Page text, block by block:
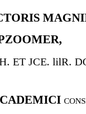
ET JCE. lilR.